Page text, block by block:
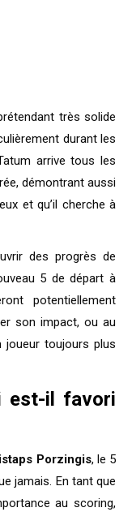
très solide
durant les
arrive tous les
démontrant aussi
et qu’il cherche à
des progrès de
5 de départ à
potentiellement
son impact, ou au
joueur toujours plus
est-il favori
Porzingis, le 5
jamais. En tant que
au scoring,